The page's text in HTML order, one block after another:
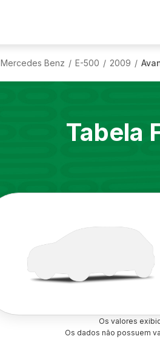
Mercedes Benz / E-500 / 2009 /
Tabela
Os valores
Os dados não possuem